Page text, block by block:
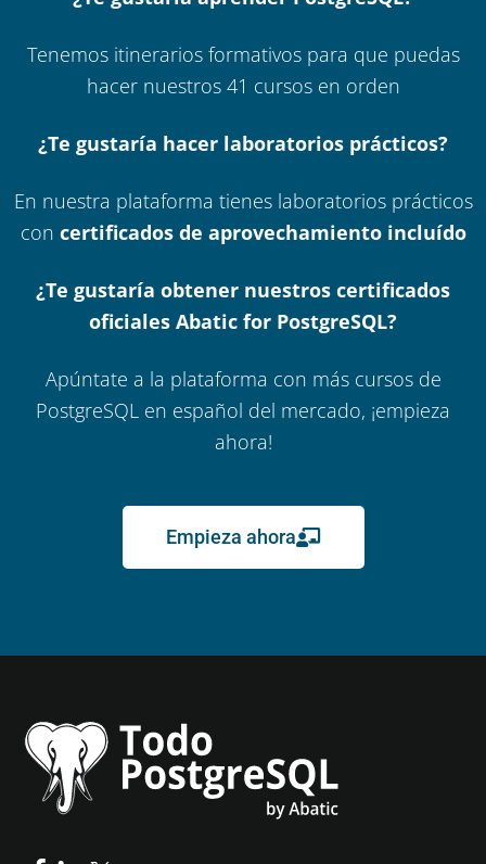
Tenemos itinerarios formativos para que puedas
hacer nuestros 41 cursos en orden
¿Te gustaría hacer laboratorios prácticos?
En nuestra plataforma tienes laboratorios prácticos
con certificados de aprovechamiento incluído
¿Te gustaría obtener nuestros certificados
oficiales Abatic for PostgreSQL?
Apúntate a la plataforma con más cursos de
PostgreSQL en español del mercado, ¡empieza
ahora!
Empieza ahora